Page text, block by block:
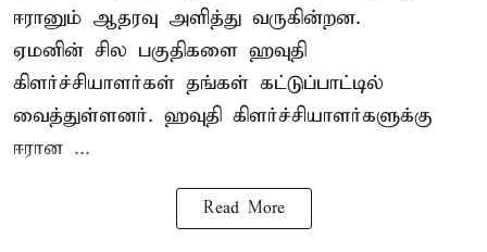
ஈரானும் ஆதரவு அளித்து வருகின்றன.
ஏமனின் சில பகுதிகளை ஹவுதி
கிளர்ச்சியாளர்கள் தங்கள் கட்டுப்பாட்டில்
வைத்துள்ளனர். ஹவுதி கிளர்ச்சியாளர்களுக்கு
ஈரான ...
Read More